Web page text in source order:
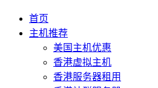
首页
主机推荐
美国主机优惠
香港虚拟主机
香港服务器租用